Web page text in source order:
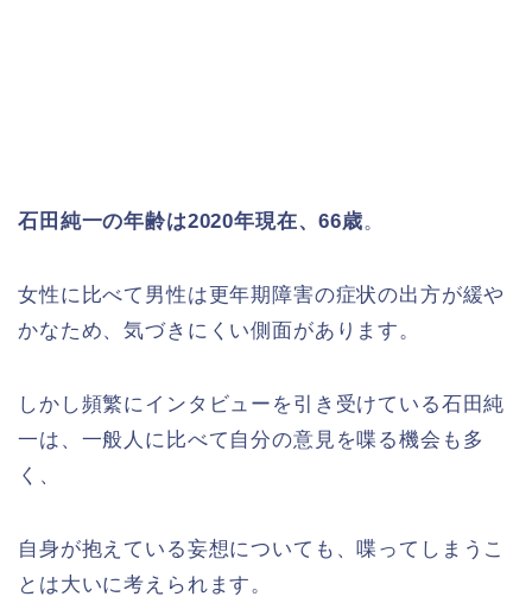
石田純一の年齢は2020年現在、66歳。
女性に比べて男性は更年期障害の症状の出方が緩や
かなため、気づきにくい側面があります。
しかし頻繁にインタビューを引き受けている石田純
一は、一般人に比べて自分の意見を喋る機会も多
く、
自身が抱えている妄想についても、喋ってしまうこ
とは大いに考えられます。